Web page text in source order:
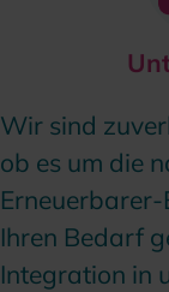
Wir sind
ob es um die
Ihren Bedarf
Integration in